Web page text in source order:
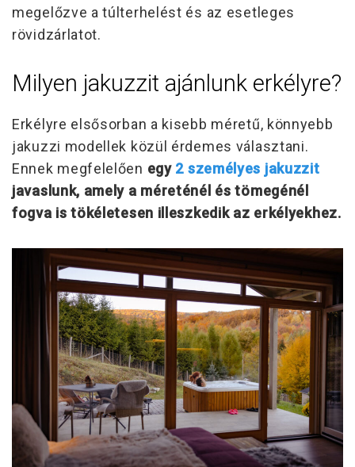
megelőzve a túlterhelést és az esetleges
rövidzárlatot.
Milyen jakuzzit ajánlunk erkélyre?
Erkélyre elsősorban a kisebb méretű, könnyebb
jakuzzi modellek közül érdemes választani.
Ennek megfelelően egy 2 személyes jakuzzit
javaslunk, amely a méreténél és tömegénél
fogva is tökéletesen illeszkedik az erkélyekhez.